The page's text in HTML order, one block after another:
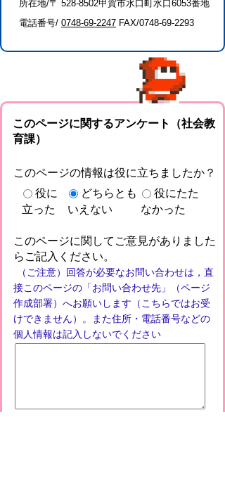
所在地/〒 528-8502甲賀市水口町水口6053番地
電話番号/ 0748-69-2247 FAX/0748-69-2293
このページに関するアンケート（社会教
育課）
このページの情報は役に立ちましたか？
役に
立った
どちらとも
いえない
役にたた
なかった
このページに関してご意見がありました
らご記入ください。
（ご注意）回答が必要なお問い合わせは，直
接このページの「お問い合わせ先」（ページ
作成部署）へお願いします（こちらではお受
けできません）。また住所・電話番号などの
個人情報は記入しないでください